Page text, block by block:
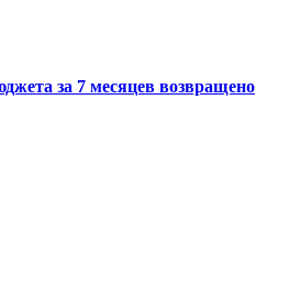
за 7 месяцев возвращено